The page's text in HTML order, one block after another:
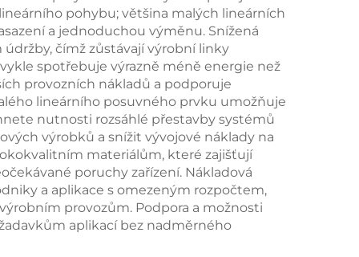
pohybu; většina malých lineárních
a jednoduchou výměnu. Snížená
čímž zůstávají výrobní linky
spotřebuje výrazně méně energie než
provozních nákladů a podporuje
lineárního posuvného prvku umožňuje
nutnosti rozsáhlé přestavby systémů
výrobků a snížit vývojové náklady na
materiálům, které zajišťují
poruchy zařízení. Nákladová
a aplikace s omezeným rozpočtem,
provozům. Podpora a možnosti
aplikací bez nadměrného